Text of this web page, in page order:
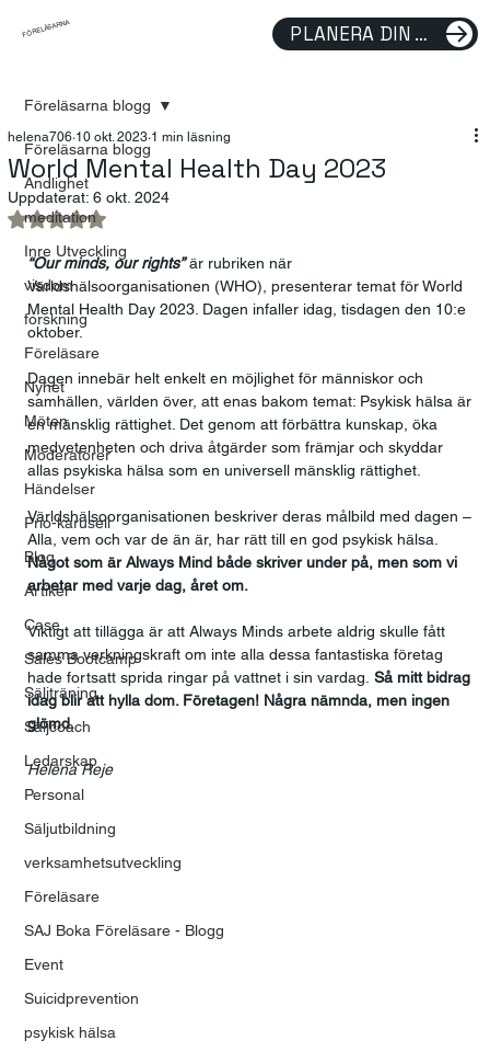
FÖRELÄSARNA PLANERA DIN FÖRELÄSNING
Föreläsarna blogg
Andlighet
meditation
Inre Utveckling
visdom
forskning
Föreläsare
Nyhet
Möten
Moderatorer
Händelser
Prio-karusell
Blog
Artikel
Case
Sales Bootcamp
Säljträning
Säljcoach
Ledarskap
Personal
Säljutbildning
verksamhetsutveckling
Föreläsare
SAJ Boka Föreläsare - Blogg
Event
Suicidprevention
psykisk hälsa
Föreläsarna blogg
World Mental Health Day 2023
helena706 10 okt. 2023 1 min läsning
Uppdaterat: 6 okt. 2024
Betygsatt till NaN av 5 stjärnor.
“Our minds, our rights” är rubriken när
Världshälsoorganisationen (WHO), presenterar temat för World
Mental Health Day 2023. Dagen infaller idag, tisdagen den 10:e
oktober.
Dagen innebär helt enkelt en möjlighet för människor och
samhällen, världen över, att enas bakom temat: Psykisk hälsa är
en mänsklig rättighet. Det genom att förbättra kunskap, öka
medvetenheten och driva åtgärder som främjar och skyddar
allas psykiska hälsa som en universell mänsklig rättighet.
Världshälsoorganisationen beskriver deras målbild med dagen –
Alla, vem och var de än är, har rätt till en god psykisk hälsa.
Något som är Always Mind både skriver under på, men som vi
arbetar med varje dag, året om.
Viktigt att tillägga är att Always Minds arbete aldrig skulle fått
samma verkningskraft om inte alla dessa fantastiska företag
hade fortsatt sprida ringar på vattnet i sin vardag. Så mitt bidrag
idag blir att hylla dom. Företagen! Några nämnda, men ingen
glömd.
Helena Reje